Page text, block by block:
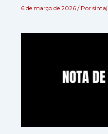
6 de março de 2026 / Por sintaj